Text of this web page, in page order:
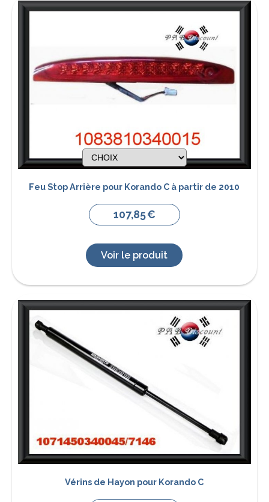
Feu Stop Arrière pour Korando C à partir de 2010
107,85€
Voir le produit
Vérins de Hayon pour Korando C